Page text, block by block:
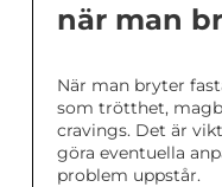
när man
När man bryter
som trötthet,
cravings. Det är
göra eventuella
problem uppstår.